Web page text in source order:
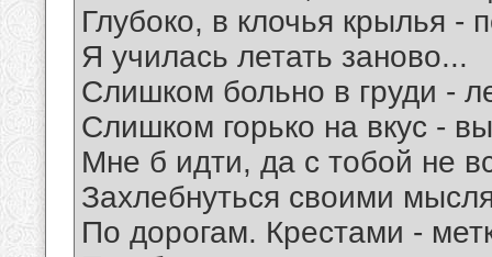
Глубоко, в клочья крылья -
Я училась летать заново...
Слишком больно в груди -
Слишком горько на вкус -
Мне б идти, да с тобой не
Захлебнуться своими
По дорогам. Крестами -